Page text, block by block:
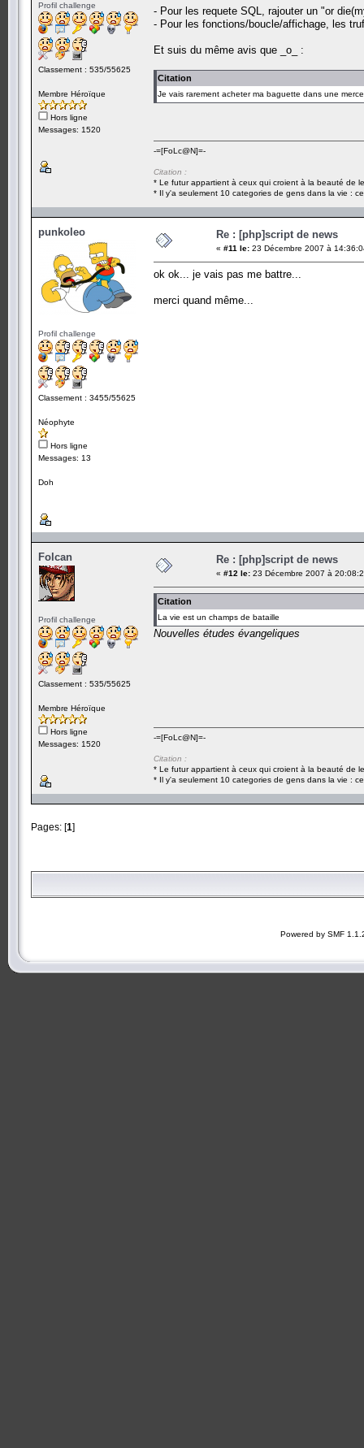
Profil challenge
Classement : 535/55625
Membre Héroïque
Hors ligne
Messages: 1520
- Pour les requete SQL, rajouter un "or
- Pour les fonctions/boucle/affichage, les
Et suis du même avis que _o_ :
Citation
Je vais rarement acheter ma baguette dans une
-=[FoLc@N]=-
Citation :
* Le futur appartient à ceux qui croient à la beauté de
* Il y'a seulement 10 categories de gens dans la vie :
punkoleo
Profil challenge
Classement : 3455/55625
Néophyte
Hors ligne
Messages: 13
Doh
Re : [php]script de news
« #11 le: 23 Décembre 2007 à
ok ok... je vais pas me battre...
merci quand même...
Folcan
Profil challenge
Classement : 535/55625
Membre Héroïque
Hors ligne
Messages: 1520
Re : [php]script de news
« #12 le: 23 Décembre 2007 à
Citation
La vie est un champs de bataille
Nouvelles études évangeliques
-=[FoLc@N]=-
Citation :
* Le futur appartient à ceux qui croient à la beauté de
* Il y'a seulement 10 categories de gens dans la vie :
Pages: [1]
Powered by SMF